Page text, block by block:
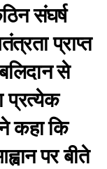
संघर्ष
प्राप्त
से
प्रत्येक
कहा कि
पर बीते